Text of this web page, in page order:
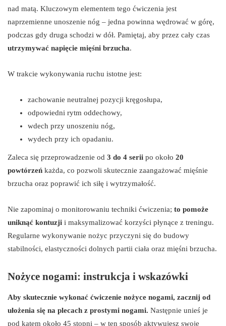
nad matą. Kluczowym elementem tego ćwiczenia jest
naprzemienne unoszenie nóg – jedna powinna wędrować w górę,
podczas gdy druga schodzi w dół. Pamiętaj, aby przez cały czas
utrzymywać napięcie mięśni brzucha.
W trakcie wykonywania ruchu istotne jest:
zachowanie neutralnej pozycji kręgosłupa,
odpowiedni rytm oddechowy,
wdech przy unoszeniu nóg,
wydech przy ich opadaniu.
Zaleca się przeprowadzenie od 3 do 4 serii po około 20
powtórzeń każda, co pozwoli skutecznie zaangażować mięśnie
brzucha oraz poprawić ich siłę i wytrzymałość.
Nie zapominaj o monitorowaniu techniki ćwiczenia; to pomoże
uniknąć kontuzji i maksymalizować korzyści płynące z treningu.
Regularne wykonywanie nożyc przyczyni się do budowy
stabilności, elastyczności dolnych partii ciała oraz mięśni brzucha.
Nożyce nogami: instrukcja i wskazówki
Aby skutecznie wykonać ćwiczenie nożyce nogami, zacznij od
ułożenia się na plecach z prostymi nogami. Następnie unieś je
pod kątem około 45 stopni – w ten sposób aktywujesz swoje